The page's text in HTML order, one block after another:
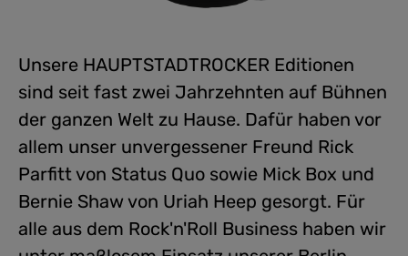
Unsere HAUPTSTADTROCKER Editionen
sind seit fast zwei Jahrzehnten auf Bühnen
der ganzen Welt zu Hause. Dafür haben vor
allem unser unvergessener Freund Rick
Parfitt von Status Quo sowie Mick Box und
Bernie Shaw von Uriah Heep gesorgt. Für
alle aus dem Rock'n'Roll Business haben wir